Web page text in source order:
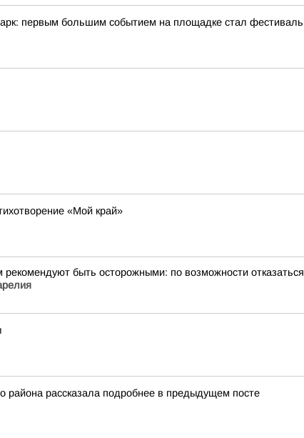
первым большим событием на площадке стал
«Мой край»
быть осторожными: по возможности
района рассказала подробнее в предыдущем посте